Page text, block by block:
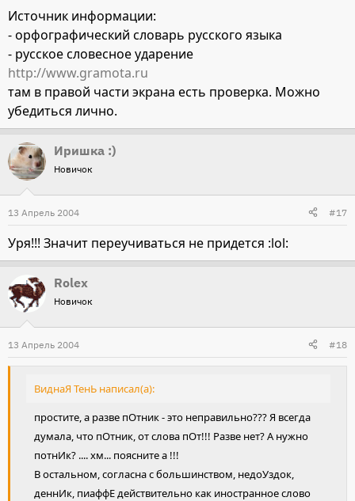
Источник информации:
- орфографический словарь русского языка
- русское словесное ударение
http://www.gramota.ru
там в правой части экрана есть проверка. Можно
убедиться лично.
Иришка :)
Новичок
13 Апрель 2004 #17
Уря!!! Значит переучиваться не придется :lol:
Rolex
Новичок
13 Апрель 2004 #18
ВиднаЯ ТенЬ написал(а):
простите, а разве пОтник - это неправильно??? Я всегда
думала, что пОтник, от слова пОт!!! Разве нет? А нужно
потнИк? .... хм... поясните а !!!
В остальном, согласна с большинством, недоУздок,
деннИк, пиаффЕ действительно как иностранное слово